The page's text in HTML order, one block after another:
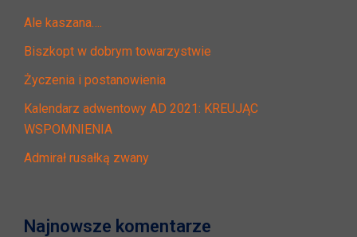
Ale kaszana….
Biszkopt w dobrym towarzystwie
Życzenia i postanowienia
Kalendarz adwentowy AD 2021: KREUJĄC
WSPOMNIENIA
Admirał rusałką zwany
Najnowsze komentarze